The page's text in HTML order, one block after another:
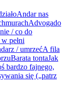
Andar nas
Advogado
/ co do
pełni
/ umrzećA fila
Barata tontaJak
bardzo fajnego,
się („patrz